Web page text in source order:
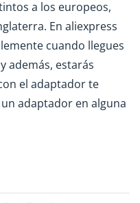
a los europeos,
En aliexpress
cuando llegues
además, estarás
el adaptador te
adaptador en alguna